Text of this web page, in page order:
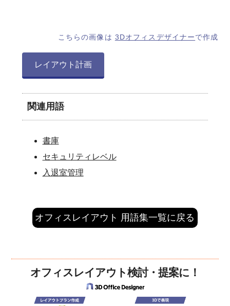
こちらの画像は 3Dオフィスデザイナーで作成
レイアウト計画
関連用語
書庫
セキュリティレベル
入退室管理
オフィスレイアウト 用語集一覧に戻る
オフィスレイアウト検討・提案に！